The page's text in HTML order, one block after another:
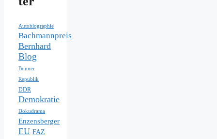
Autobiographie
Bachmannpreis
Bernhard
Blog
Bonner
Republik
DDR
Demokratie
Dokudrama
Enzensberger
EU FAZ